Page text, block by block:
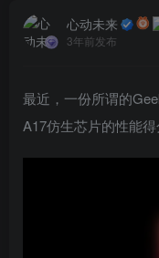
心动未来
3年前发布
最近，一份所谓的
A17仿生芯片的性能得